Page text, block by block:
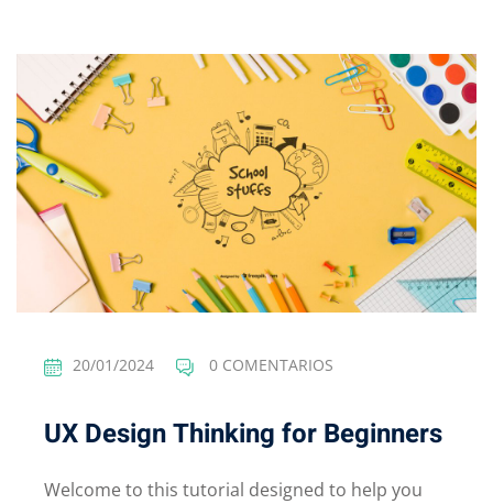
20/01/2024 0 COMENTARIOS
UX Design Thinking for Beginners
Welcome to this tutorial designed to help you